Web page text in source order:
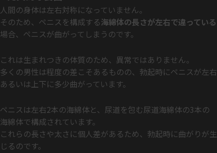
人間の身体は左右対称になっていません。
そのため、ペニスを構成する海綿体の長さが左右で違っている
場合、ペニスが曲がってしまうのです。
これは生まれつきの体質のため、異常ではありません。
多くの男性は程度の差こそあるものの、勃起時にペニスが左右
あるいは上下に多少曲がっています。
ペニスは左右2本の海綿体と、尿道を包む尿道海綿体の3本の
海綿体で構成されています。
これらの長さや太さに個人差があるため、勃起時に曲がりが生
じるのです。